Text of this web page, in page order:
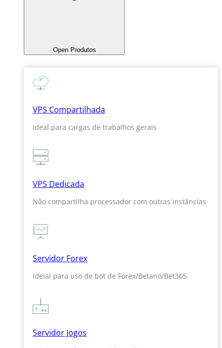
Open Produtos
VPS Compartilhada
Ideal para cargas de trabalhos gerais
VPS Dedicada
Não compartilha processador com outras instâncias
Servidor Forex
Ideial para uso de bot de Forex/Betano/Bet365
Servidor Jogos